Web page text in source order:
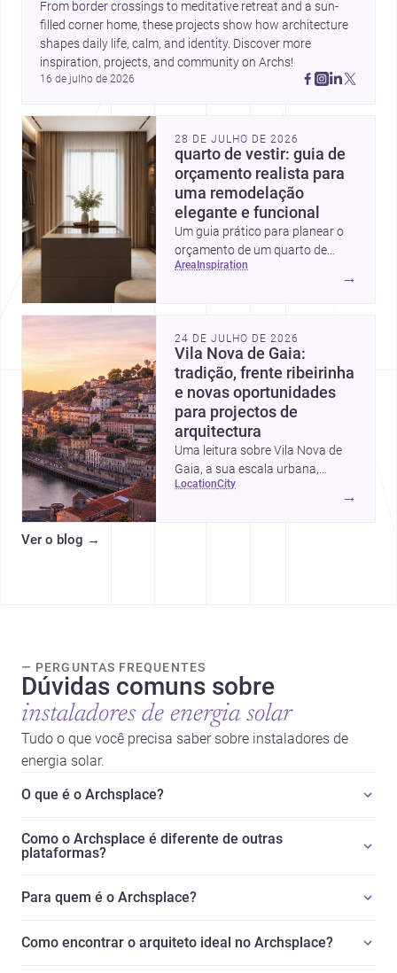
From border crossings to meditative retreat and a sun-
filled corner home, these projects show how architecture
shapes daily life, calm, and identity. Discover more
inspiration, projects, and community on Archs!
16 de julho de 2026
28 DE JULHO DE 2026
quarto de vestir: guia de
orçamento realista para
uma remodelação
elegante e funcional
Um guia prático para planear o
orçamento de um quarto de
vestir em Portugal, com
escondidas.
area inspiration
→
24 DE JULHO DE 2026
Vila Nova de Gaia:
tradição, frente ribeirinha
e novas oportunidades
para projectos de
arquitectura
Uma leitura sobre Vila Nova de
Gaia, a sua escala urbana,
património arquitectónico e
location city
→
Ver o blog →
— PERGUNTAS FREQUENTES
Dúvidas comuns sobre
instaladores de energia solar
Tudo o que você precisa saber sobre instaladores de
energia solar.
O que é o Archsplace?
Como o Archsplace é diferente de outras
plataformas?
Para quem é o Archsplace?
Como encontrar o arquiteto ideal no Archsplace?